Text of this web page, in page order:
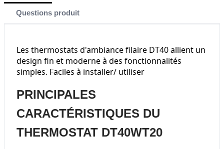
Questions produit
Les thermostats d'ambiance filaire DT40 allient un
design fin et moderne à des fonctionnalités
simples. Faciles à installer/ utiliser
PRINCIPALES
CARACTÉRISTIQUES DU
THERMOSTAT DT40WT20